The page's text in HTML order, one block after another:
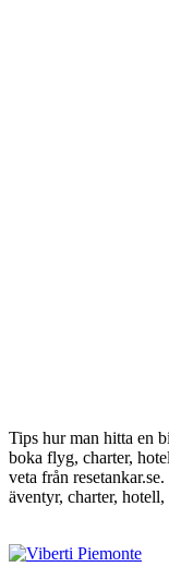
Tips hur man hitta en
boka flyg, charter,
veta från
äventyr, charter,